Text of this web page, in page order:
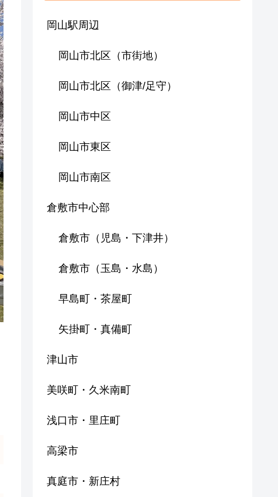
岡山駅周辺
岡山市北区（市街地）
岡山市北区（御津/足守）
岡山市中区
岡山市東区
岡山市南区
倉敷市中心部
倉敷市（児島・下津井）
倉敷市（玉島・水島）
早島町・茶屋町
矢掛町・真備町
津山市
美咲町・久米南町
浅口市・里庄町
高梁市
真庭市・新庄村